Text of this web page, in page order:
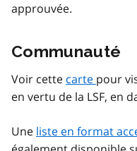
approuvée.
Communauté
Voir cette carte pour
en vertu de la LSF, en
Une liste en format